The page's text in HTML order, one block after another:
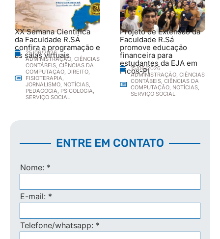
XX Semana Científica
da Faculdade R.SÁ
confira a programação e
as salas virtuais
25/06/2026
ADMINISTRAÇÃO, CIÊNCIAS
CONTÁBEIS, CIÊNCIAS DA
COMPUTAÇÃO, DIREITO,
FISIOTERAPIA,
JORNALISMO, NOTÍCIAS,
PEDAGOGIA, PSICOLOGIA,
SERVIÇO SOCIAL
Projeto de Extensão da
Faculdade R.Sá
promove educação
financeira para
estudantes da EJA em
Picos-PI
15/06/2026
ADMINISTRAÇÃO, CIÊNCIAS
CONTÁBEIS, CIÊNCIAS DA
COMPUTAÇÃO, NOTÍCIAS,
SERVIÇO SOCIAL
ENTRE EM CONTATO
Nome: *
E-mail: *
Telefone/whatsapp: *